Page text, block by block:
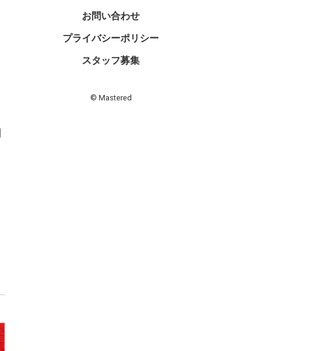
お問い合わせ
プライバシーポリシー
スタッフ募集
© Mastered